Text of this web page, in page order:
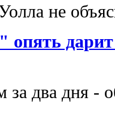
не
дарит
за два дня -